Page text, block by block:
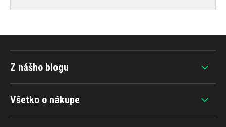
Všetko o nákupe
Z nášho blogu